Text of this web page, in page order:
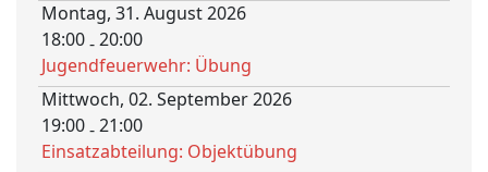
Montag, 31. August 2026
18:00-20:00
Jugendfeuerwehr: Übung
Mittwoch, 02. September 2026
19:00-21:00
Einsatzabteilung: Objektübung